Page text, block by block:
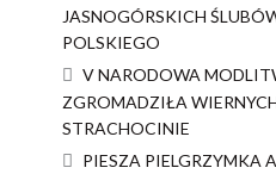
JASNOGÓRSKICH
POLSKIEGO
V NARODOWA
ZGROMADZIŁA
STRACHOCINIE
PIESZA PIELGRZYMKA